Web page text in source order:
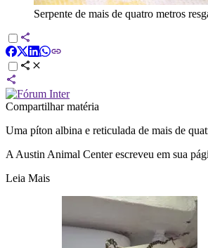
Serpente de mais de quatro metros
Compartilhar matéria
Uma píton albina e reticulada de mais de
A Austin Animal Center escreveu em sua
Leia Mais